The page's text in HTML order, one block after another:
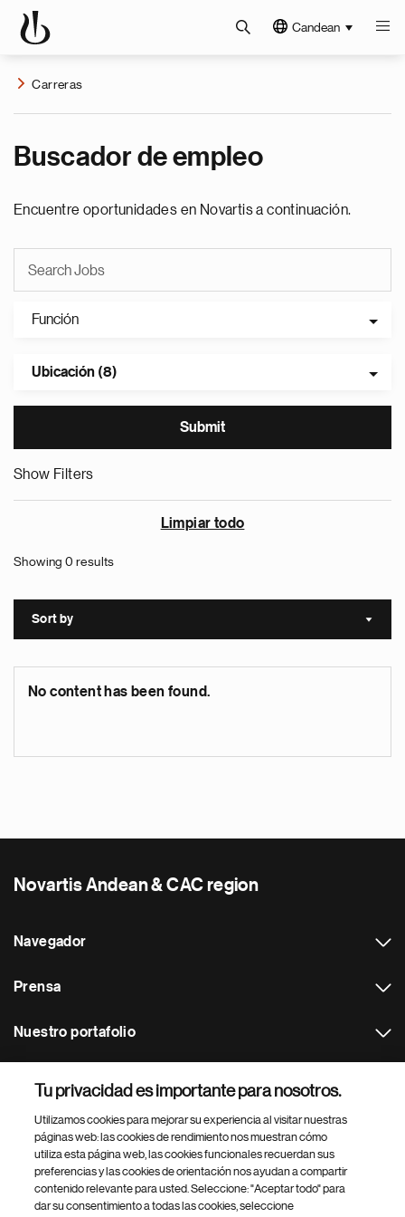
Candean
Carreras
Buscador de empleo
Encuentre oportunidades en Novartis a continuación.
Función
Ubicación (8)
Show Filters
Limpiar todo
Showing 0 results
Sort by Sort
No content has been found.
Novartis Andean & CAC region
Navegador
Prensa
Nuestro portafolio
Footer Site Search
Tu privacidad es importante para nosotros.
Utilizamos cookies para mejorar su experiencia al visitar nuestras
páginas web: las cookies de rendimiento nos muestran cómo
utiliza esta página web, las cookies funcionales recuerdan sus
preferencias y las cookies de orientación nos ayudan a compartir
contenido relevante para usted. Seleccione: "Aceptar todo" para
dar su consentimiento a todas las cookies, seleccione